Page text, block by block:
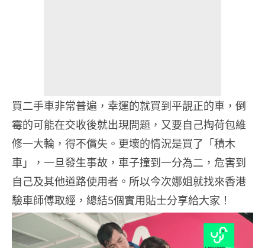
買二手車非常普遍，幸運的就買到平靚正的車，倒
霉的可能在交收後就出現問題，又要自己掏荷包維
修一大輪，得不償失。更壞的情況是買了「積木
車」，一旦發生事故，車子撞到一分為二，危害到
自己及其他道路使用者。所以今次娜姐就找來香港
驗車師傅取經，總結5個實用貼士分享給大家！